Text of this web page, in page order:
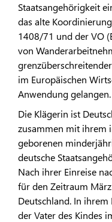
Staatsangehörigkeit
das alte
1408/71 und der VO
von
im Europäischen
Anwendung gelangen.
Die Klägerin ist
zusammen mit ihrem
geborenen
deutsche
Nach ihrer Einreise
für den Zeitraum
Deutschland. In ihrem
der Vater des Kindes